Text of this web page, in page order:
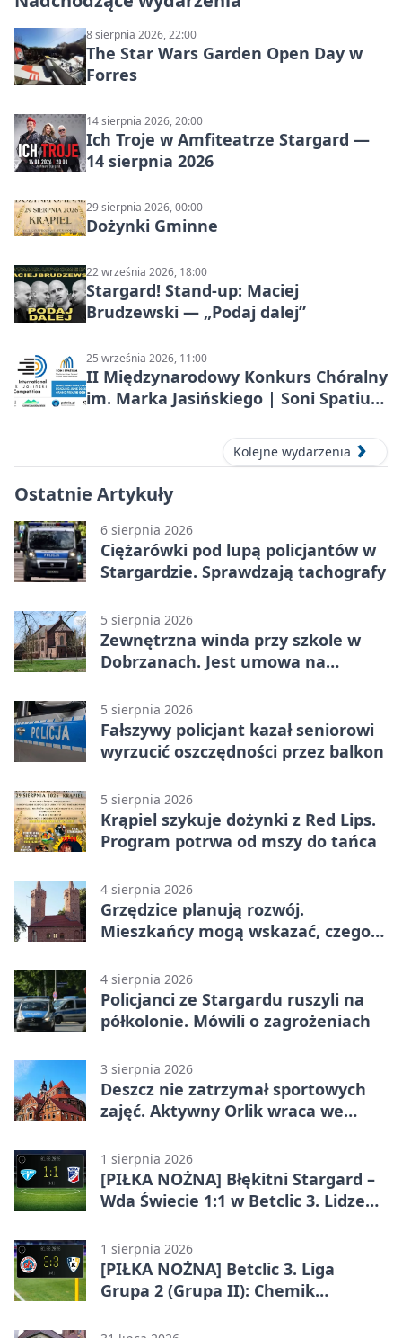
8 sierpnia 2026, 22:00
The Star Wars Garden Open Day w
Forres
14 sierpnia 2026, 20:00
Ich Troje w Amfiteatrze Stargard —
14 sierpnia 2026
29 sierpnia 2026, 00:00
Dożynki Gminne
22 września 2026, 18:00
Stargard! Stand-up: Maciej
Brudzewski — „Podaj dalej”
25 września 2026, 11:00
II Międzynarodowy Konkurs Chóralny
im. Marka Jasińskiego | Soni Spatium
Kolejne wydarzenia
Ostatnie Artykuły
6 sierpnia 2026
Ciężarówki pod lupą policjantów w
Stargardzie. Sprawdzają tachografy
5 sierpnia 2026
Zewnętrzna winda przy szkole w
Dobrzanach. Jest umowa na
5 sierpnia 2026
Fałszywy policjant kazał seniorowi
wyrzucić oszczędności przez balkon
5 sierpnia 2026
Krąpiel szykuje dożynki z Red Lips.
Program potrwa od mszy do tańca
4 sierpnia 2026
Grzędzice planują rozwój.
Mieszkańcy mogą wskazać, czego
4 sierpnia 2026
Policjanci ze Stargardu ruszyli na
półkolonie. Mówili o zagrożeniach
3 sierpnia 2026
Deszcz nie zatrzymał sportowych
zajęć. Aktywny Orlik wraca we
1 sierpnia 2026
[PIŁKA NOŻNA] Błękitni Stargard –
Wda Świecie 1:1 w Betclic 3. Lidze
1 sierpnia 2026
[PIŁKA NOŻNA] Betclic 3. Liga
Grupa 2 (Grupa II): Chemik